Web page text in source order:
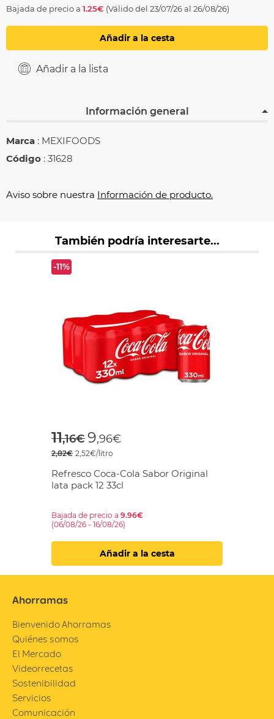
Bajada de precio a 1.25€ (Válido del 23/07/26 al 26/08/26)
Añadir a la cesta
Añadir a la lista
Información general
Marca : MEXIFOODS
Código : 31628
Aviso sobre nuestra Información de producto.
También podría interesarte...
-11%
Price reduced from
11,16€to
9,96€
2,82€ 2,52€/litro
Refresco Coca-Cola Sabor Original
lata pack 12 33cl
Bajada de precio a 9.96€
(06/08/26 - 16/08/26)
Añadir a la cesta
Ahorramas
Bienvenido Ahorramas
Quiénes somos
El Mercado
Videorrecetas
Sostenibilidad
Servicios
Comunicación